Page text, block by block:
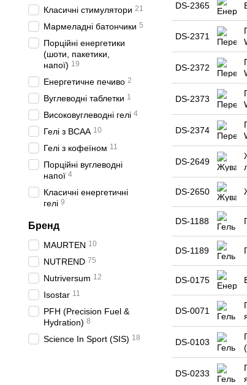
DS-2365
DS-2371
DS-2372
DS-2373
DS-2374
DS-2649
DS-2650
DS-1188
DS-1189
DS-0175
DS-0071
DS-0103
DS-0233
Класичні стимулятори 21
Мармеладні батончики 5
Порційні енергетики
(шоти, пакетики,
напої) 19
Енергетичне печиво 2
Вуглеводні таблетки 1
Високовуглеводні гелі 4
Гелі з BCAA 10
Гелі з кофеїном 11
Порційні вуглеводні
напої 4
Класичні енергетичні
гелі 9
Бренд
MAURTEN 10
NUTREND 75
Nutriversum 12
Isostar 11
PFH (Precision Fuel &
Hydration) 8
Science In Sport (SIS) 18